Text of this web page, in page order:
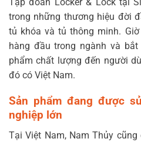
trong những thương hiệu đời
tủ khóa và tủ thông minh.
hàng đầu trong ngành và
phẩm chất lượng đến người
đó có Việt Nam.
Sản phẩm đang được
nghiệp lớn
Tại Việt Nam, Nam Thủy